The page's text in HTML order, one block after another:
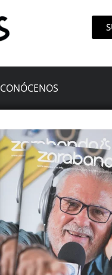
CONÓCENOS